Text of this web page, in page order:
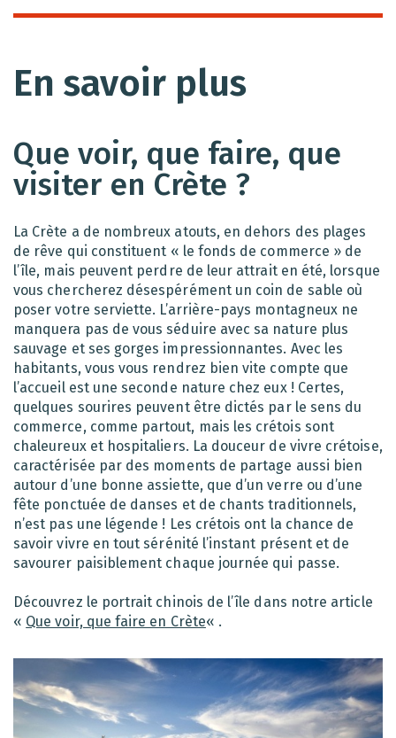
En savoir plus
Que voir, que faire, que
visiter en Crète ?
La Crète a de nombreux atouts, en dehors des plages
de rêve qui constituent « le fonds de commerce » de
l’île, mais peuvent perdre de leur attrait en été, lorsque
vous chercherez désespérément un coin de sable où
poser votre serviette. L’arrière-pays montagneux ne
manquera pas de vous séduire avec sa nature plus
sauvage et ses gorges impressionnantes. Avec les
habitants, vous vous rendrez bien vite compte que
l’accueil est une seconde nature chez eux ! Certes,
quelques sourires peuvent être dictés par le sens du
commerce, comme partout, mais les crétois sont
chaleureux et hospitaliers. La douceur de vivre crétoise,
caractérisée par des moments de partage aussi bien
autour d’une bonne assiette, que d’un verre ou d’une
fête ponctuée de danses et de chants traditionnels,
n’est pas une légende ! Les crétois ont la chance de
savoir vivre en tout sérénité l’instant présent et de
savourer paisiblement chaque journée qui passe.
Découvrez le portrait chinois de l’île dans notre article
« Que voir, que faire en Crète« .